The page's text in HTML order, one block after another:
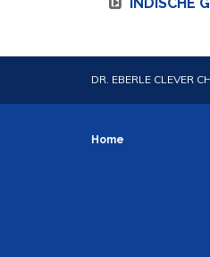
DR. EBERLE CLEVER
Home